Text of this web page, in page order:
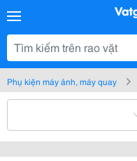
Phụ kiện máy ảnh, máy quay